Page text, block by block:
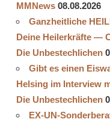
MMNews 08.08.2026
Ganzheitliche
Deine Heilerkräfte —
Die Unbestechlichen
Gibt es einen
Helsing im Interview
Die Unbestechlichen
EX-UN-